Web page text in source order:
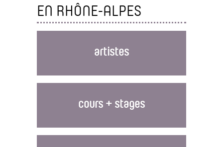
EN RHÔNE-ALPES
artistes
cours + stages